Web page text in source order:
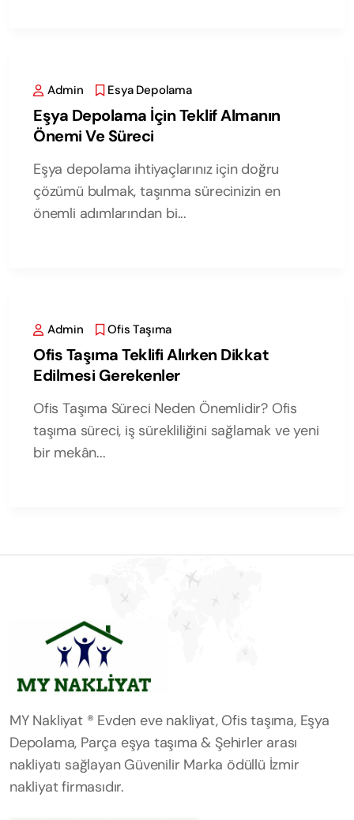
Admin Esya Depolama
Eşya Depolama İçin Teklif Almanın
Önemi Ve Süreci
Eşya depolama ihtiyaçlarınız için doğru
çözümü bulmak, taşınma sürecinizin en
önemli adımlarından bi...
Admin Ofis Taşıma
Ofis Taşıma Teklifi Alırken Dikkat
Edilmesi Gerekenler
Ofis Taşıma Süreci Neden Önemlidir? Ofis
taşıma süreci, iş sürekliliğini sağlamak ve yeni
bir mekân...
MY Nakliyat ® Evden eve nakliyat, Ofis taşıma, Eşya
Depolama, Parça eşya taşıma & Şehirler arası
nakliyatı sağlayan Güvenilir Marka ödüllü İzmir
nakliyat firmasıdır.